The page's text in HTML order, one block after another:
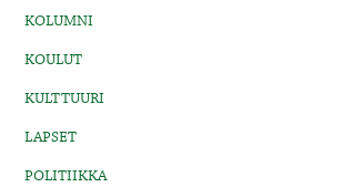
KOLUMNI
KOULUT
KULTTUURI
LAPSET
POLITIIKKA